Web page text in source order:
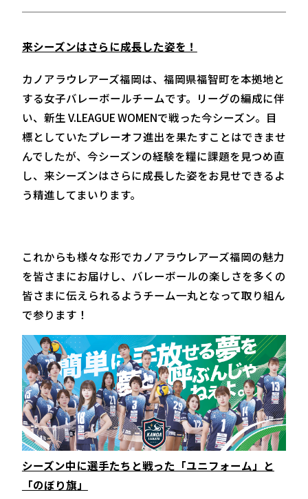
来シーズンはさらに成長した姿を！
カノアラウレアーズ福岡は、福岡県福智町を本拠地と
する女子バレーボールチームです。リーグの編成に伴
い、新生 V.LEAGUE WOMENで戦った今シーズン。目
標としていたプレーオフ進出を果たすことはできませ
んでしたが、今シーズンの経験を糧に課題を見つめ直
し、来シーズンはさらに成長した姿をお見せできるよ
う精進してまいります。
これからも様々な形でカノアラウレアーズ福岡の魅力
を皆さまにお届けし、バレーボールの楽しさを多くの
皆さまに伝えられるようチーム一丸となって取り組ん
で参ります！
シーズン中に選手たちと戦った「ユニフォーム」と
「のぼり旗」